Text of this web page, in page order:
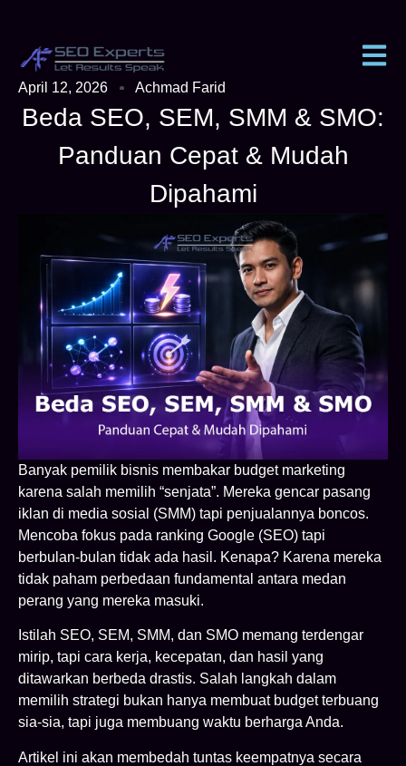
April 12, 2026 Achmad Farid
Beda SEO, SEM, SMM & SMO:
Panduan Cepat & Mudah
Dipahami
Banyak pemilik bisnis membakar budget marketing
karena salah memilih “senjata”. Mereka gencar pasang
iklan di media sosial (SMM) tapi penjualannya boncos.
Mencoba fokus pada ranking Google (SEO) tapi
berbulan-bulan tidak ada hasil. Kenapa? Karena mereka
tidak paham perbedaan fundamental antara medan
perang yang mereka masuki.
Istilah SEO, SEM, SMM, dan SMO memang terdengar
mirip, tapi cara kerja, kecepatan, dan hasil yang
ditawarkan berbeda drastis. Salah langkah dalam
memilih strategi bukan hanya membuat budget terbuang
sia-sia, tapi juga membuang waktu berharga Anda.
Artikel ini akan membedah tuntas keempatnya secara